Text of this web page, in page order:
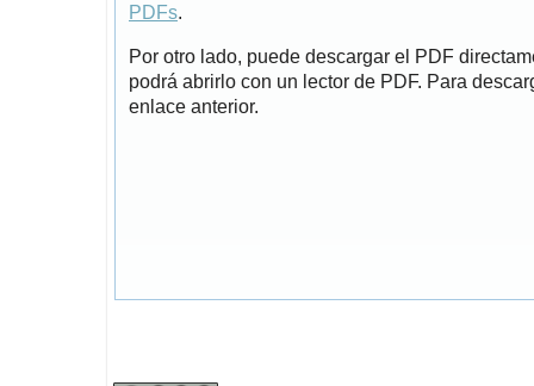
PDFs.
Por otro lado, puede descargar el PDF
podrá abrirlo con un lector de PDF. Para
enlace anterior.